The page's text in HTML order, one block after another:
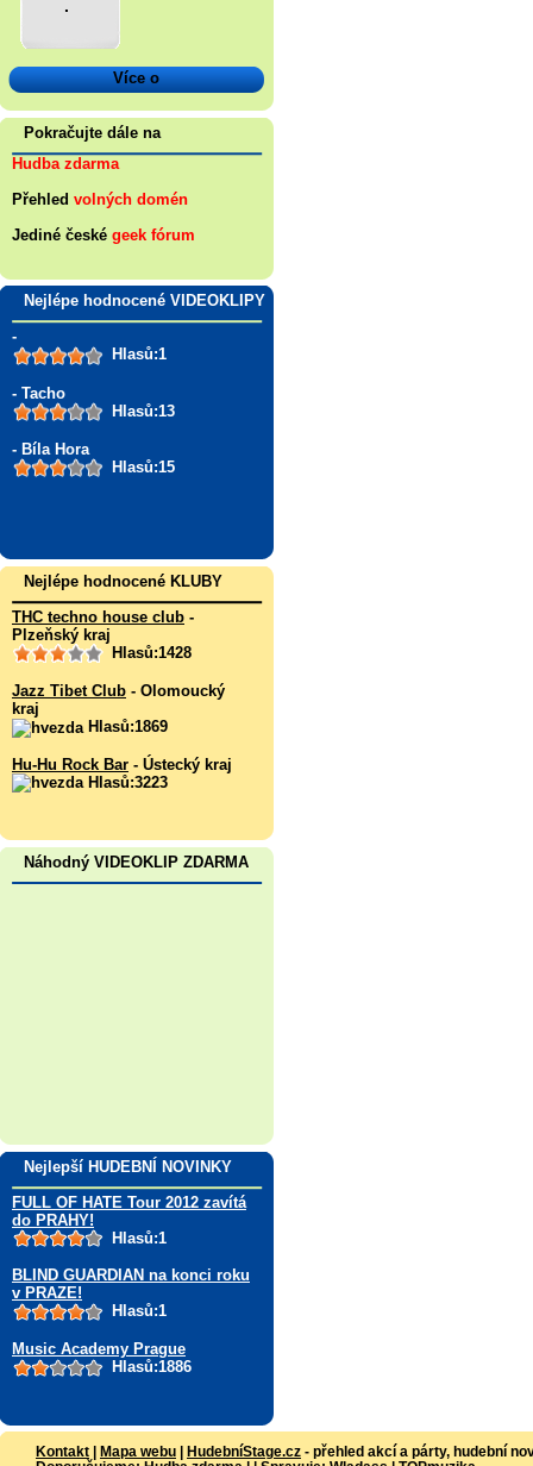
.
Více o
Pokračujte dále na
Hudba zdarma
Přehled volných domén
Jediné české geek fórum
Nejlépe hodnocené VIDEOKLIPY
-
Hlasů:1
- Tacho
Hlasů:13
- Bíla Hora
Hlasů:15
Nejlépe hodnocené KLUBY
THC techno house club -
Plzeňský kraj
Hlasů:1428
Jazz Tibet Club - Olomoucký
kraj
Hlasů:1869
Hu-Hu Rock Bar - Ústecký kraj
Hlasů:3223
Náhodný VIDEOKLIP ZDARMA
Nejlepší HUDEBNÍ NOVINKY
FULL OF HATE Tour 2012 zavítá
do PRAHY!
Hlasů:1
BLIND GUARDIAN na konci roku
v PRAZE!
Hlasů:1
Music Academy Prague
Hlasů:1886
Kontakt | Mapa webu | HudebníStage.cz - přehled akcí a párty, hudební